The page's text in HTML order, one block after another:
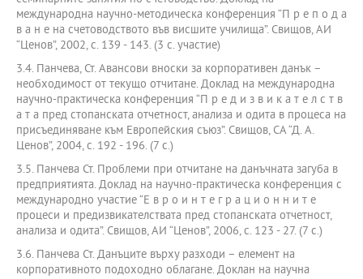
международна научно-методическа конференция “П р е п о д а
в а н е на счетоводството във висшите училища”. Свищов, АИ
“Ценов”, 2002, с. 139 - 143. (3 с. участие)
3.4. Панчева, Ст. Авансови вноски за корпоративен данък –
необходимост от текущо отчитане. Доклад на международна
научно-практическа конференция “П р е д и з в и к а т е л с т в
а т а пред стопанската отчетност, анализа и одита в процеса на
присъединяване към Европейския съюз”. Свищов, СА “Д. А.
Ценов”, 2004, с. 192 - 196. (7 с.)
3.5. Панчева Ст. Проблеми при отчитане на данъчната загуба в
предприятията. Доклад на научно-практическа конференция с
международно участие “Е в р о и н т е г р а ц и о н н и т е
процеси и предизвикателствата пред стопанската отчетност,
анализа и одита”. Свищов, АИ “Ценов”, 2006, с. 123 - 27. (7 с.)
3.6. Панчева Ст. Данъците върху разходи – елемент на
корпоративното подоходно облагане. Доклан на научна